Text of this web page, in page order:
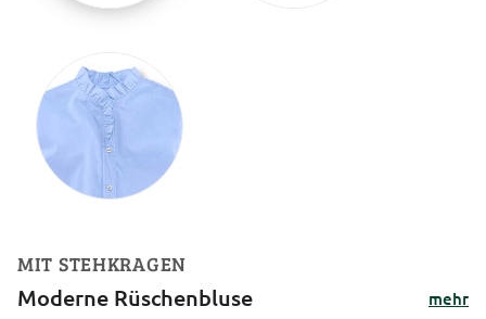
MIT STEHKRAGEN
Moderne Rüschenbluse
mehr